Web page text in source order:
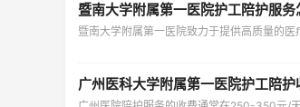
暨南大学附属第一医院护工陪护服务
暨南大学附属第一医院致力于提供高质量的医
广州医科大学附属第一医院护工陪护